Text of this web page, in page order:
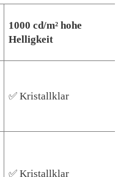
1000 cd/m² hohe
Helligkeit
✅ Kristallklar
✅ Kristallklar